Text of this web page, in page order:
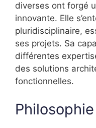
diverses ont forgé
innovante. Elle
pluridisciplinaire,
ses projets. Sa
différentes
des solutions
fonctionnelles.